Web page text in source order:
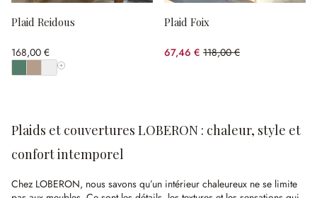
Plaid Reidous
168,00 €
Afficher toutes les couleurs
Plaid Foix
67,46 € 118,00 €
(42.83%spared)
Plaids et couvertures LOBERON : chaleur, style et
confort intemporel
Chez LOBERON, nous savons qu’un intérieur chaleureux ne se limite